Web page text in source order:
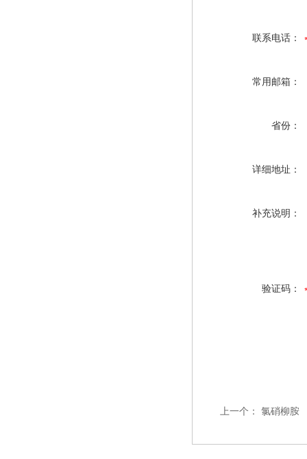
联系电话：
常用邮箱：
省份：
详细地址：
补充说明：
验证码：
上一个： 氯硝柳胺